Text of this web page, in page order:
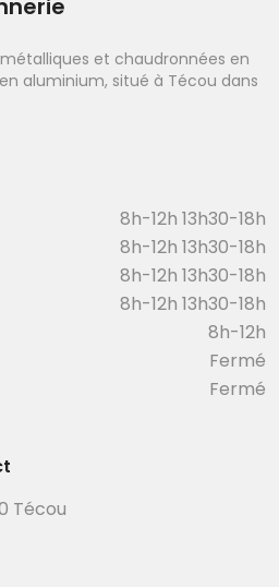
et chaudronnées en
aluminium, situé à Técou dans
8h-12h 13h30-18h
8h-12h 13h30-18h
8h-12h 13h30-18h
8h-12h 13h30-18h
8h-12h
Fermé
Fermé
Técou